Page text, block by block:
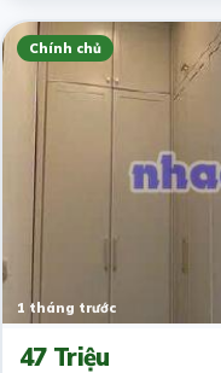
Chính chủ
1 tháng trước
47 Triệu